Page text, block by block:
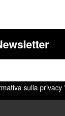
sulla privacy